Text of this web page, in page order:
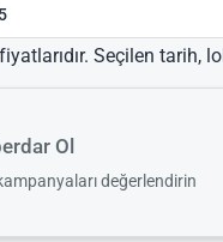
Seçilen
Ol
değerlendirin